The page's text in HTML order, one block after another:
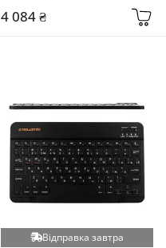
4 084 ₴
Відправка завтра